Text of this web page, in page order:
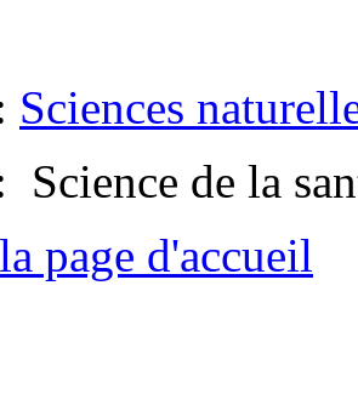
Sciences
de la
page d'accueil